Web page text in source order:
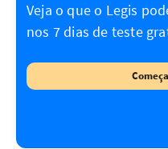
Veja o que o Legis
nos 7 dias de teste